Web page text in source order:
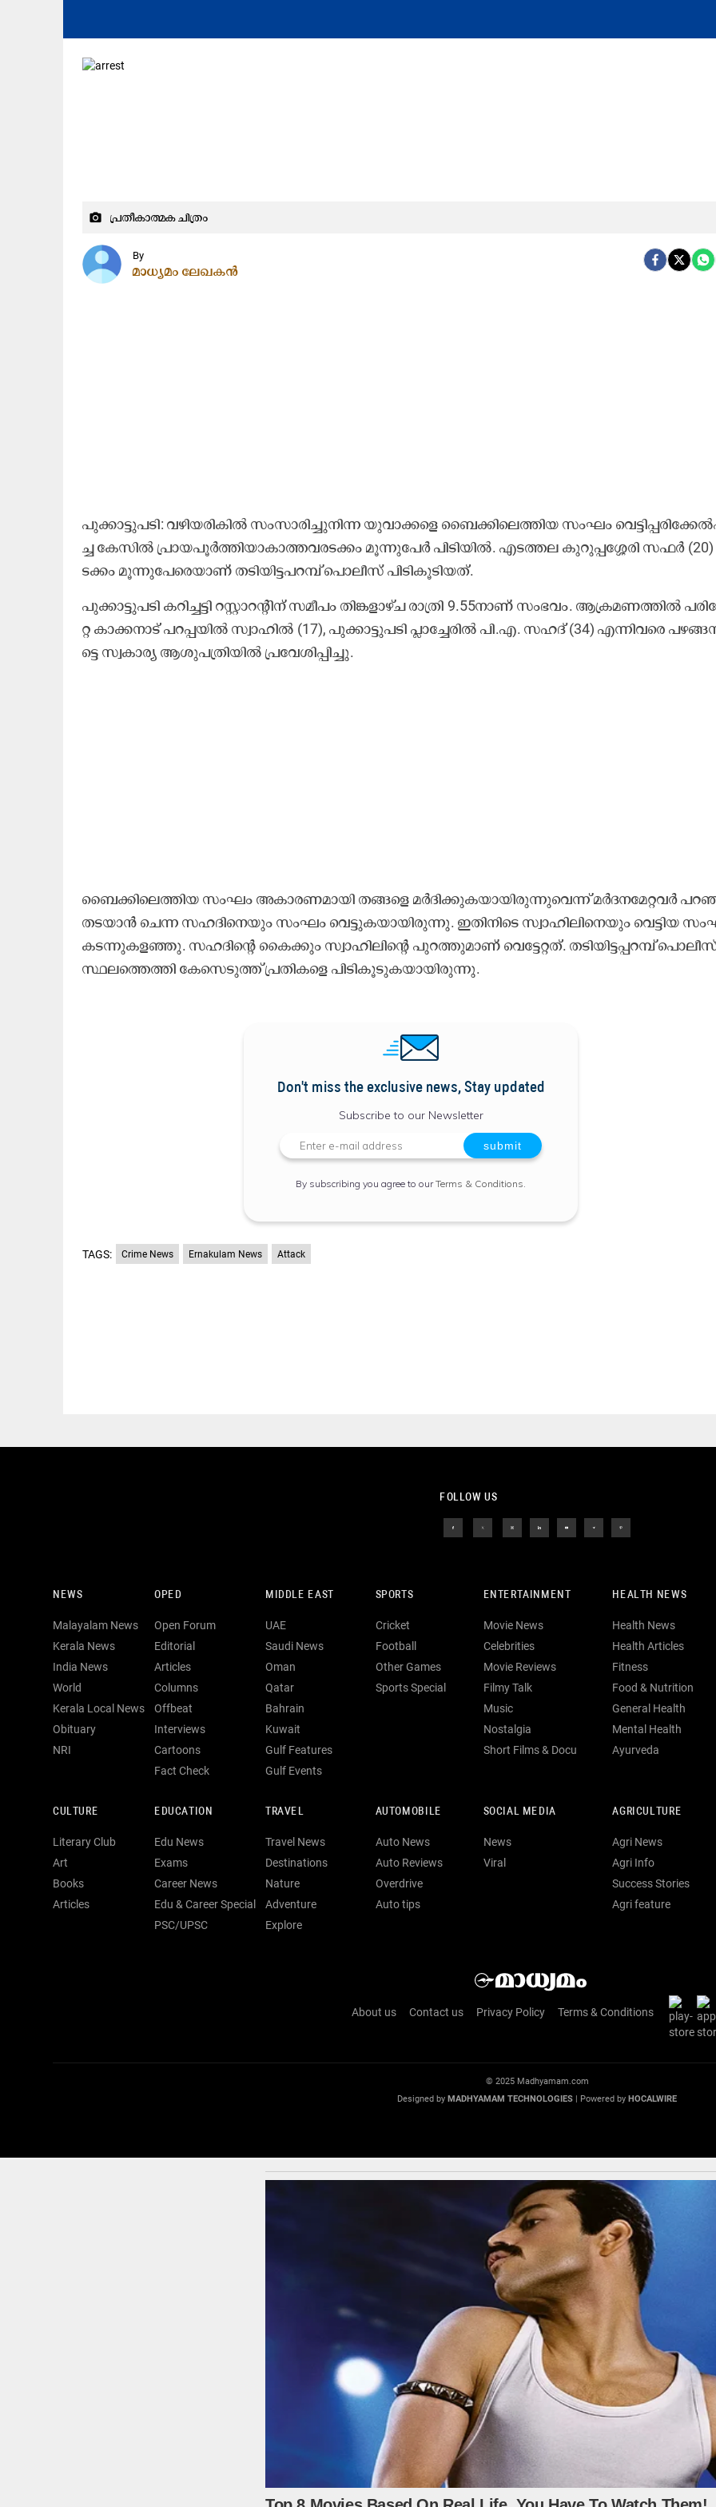
camera_alt പ്രതീകാത്മക ചിത്രം
By
മാധ്യമം ലേഖകൻ
പു​ക്കാ​ട്ടു​പ​ടി: വ​ഴി​യ​രി​കി​ല്‍ സം​സാ​രി​ച്ചു​നി​ന്ന യു​വാ​ക്ക​ളെ ബൈ​ക്കി​ലെ​ത്തി​യ സം​ഘം
ച്ച കേ​സി​ൽ പ്രാ​യ​പൂ​ർ​ത്തി​യാ​കാ​ത്ത​വ​ര​ട​ക്കം മൂ​ന്നു​പേ​ർ പി​ടി​യി​ൽ. എ​ട​ത്ത​ല കു​റു​പ്പ​ശ്ശേ​രി സ​ഫ​ർ
ട​ക്കം മൂ​ന്നു​പേ​രെ​യാ​ണ് ത​ടി​യി​ട്ട​പ​റ​മ്പ് പൊ​ലീ​സ് പി​ടി​കൂ​ടി​യ​ത്.
പു​ക്കാ​ട്ടു​പ​ടി ക​റി​ച്ച​ട്ടി റ​സ്റ്റാ​റ​ന്റി​ന് സ​മീ​പം തി​ങ്ക​ളാ​ഴ്ച രാ​ത്രി 9.55നാ​ണ് സം​ഭ​വം. ആ​ക്ര​മ​ണ​ത്തി​ല്‍
റ്റ കാ​ക്ക​നാ​ട് പ​റ​പ്പ​യി​ല്‍ സ്വാ​ഹി​ല്‍ (17), പു​ക്കാ​ട്ടു​പ​ടി പ്ലാ​ച്ചേ​രി​ല്‍ പി.​എ. സ​ഹ​ദ് (34) എ​ന്നി​വ​രെ
ട്ടെ സ്വ​കാ​ര്യ ആ​ശു​പ​ത്രി​യി​ല്‍ പ്ര​വേ​ശി​പ്പി​ച്ചു.
ബൈ​ക്കി​ലെ​ത്തി​യ സം​ഘം അ​കാ​ര​ണ​മാ​യി ത​ങ്ങ​ളെ മ​ർ​ദി​ക്കു​ക​യാ​യി​രു​ന്നു​വെ​ന്ന്​ മ​ർ​ദ​ന​മേ​റ്റ​വ​ർ
ത​ട​യാ​ന്‍ ചെ​ന്ന സ​ഹ​ദി​നെ​യും സം​ഘം വെ​ട്ടു​ക​യാ​യി​രു​ന്നു. ഇ​തി​നി​ടെ സ്വാ​ഹി​ലി​നെ​യും വെ​ട്ടി​യ
ക​ട​ന്നു​ക​ള​ഞ്ഞു. സ​ഹ​ദി​ന്റെ കൈ​ക്കും സ്വാ​ഹി​ലി​ന്റെ പു​റ​ത്തു​മാ​ണ് വെ​ട്ടേ​റ്റ​ത്. ത​ടി​യി​ട്ട​പ്പ​റ​മ്പ്
സ്ഥ​ല​ത്തെ​ത്തി കേ​സെ​ടു​ത്ത് പ്ര​തി​ക​ളെ പി​ടി​കൂ​ടു​ക​യാ​യി​രു​ന്നു.
Don't miss the exclusive news, Stay updated
Subscribe to our Newsletter
By subscribing you agree to ourTerms & Conditions
TAGS: Crime News Ernakulam News Attack
FOLLOW US
NEWS
Malayalam News
Kerala News
India News
World
Kerala Local News
Obituary
NRI
OPED
Open Forum
Editorial
Articles
Columns
Offbeat
Interviews
Cartoons
Fact Check
MIDDLE EAST
UAE
Saudi News
Oman
Qatar
Bahrain
Kuwait
Gulf Features
Gulf Events
SPORTS
Cricket
Football
Other Games
Sports Special
ENTERTAINMENT
Movie News
Celebrities
Movie Reviews
Filmy Talk
Music
Nostalgia
Short Films & Docu
HEALTH NEWS
Health News
Health Articles
Fitness
Food & Nutrition
General Health
Mental Health
Ayurveda
CULTURE
Literary Club
Art
Books
Articles
EDUCATION
Edu News
Exams
Career News
Edu & Career Special
PSC/UPSC
TRAVEL
Travel News
Destinations
Nature
Adventure
Explore
AUTOMOBILE
Auto News
Auto Reviews
Overdrive
Auto tips
SOCIAL MEDIA
News
Viral
AGRICULTURE
Agri News
Agri Info
Success Stories
Agri feature
About us Contact us Privacy Policy Terms & Conditions
© 2025 Madhyamam.com
Designed by MADHYAMAM TECHNOLOGIES | Powered by HOCALWIRE